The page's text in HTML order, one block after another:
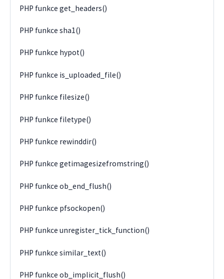
PHP funkce get_headers()
PHP funkce sha1()
PHP funkce hypot()
PHP funkce is_uploaded_file()
PHP funkce filesize()
PHP funkce filetype()
PHP funkce rewinddir()
PHP funkce getimagesizefromstring()
PHP funkce ob_end_flush()
PHP funkce pfsockopen()
PHP funkce unregister_tick_function()
PHP funkce similar_text()
PHP funkce ob_implicit_flush()